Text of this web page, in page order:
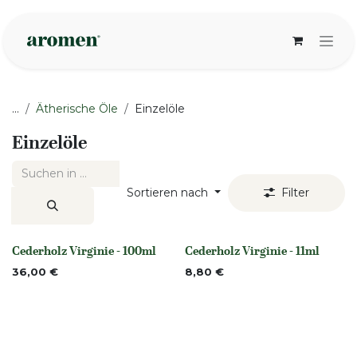
... Ätherische Öle Einzelöle
Einzelöle
Sortieren nach Filter
None
Cederholz Virginie - 100ml
36,00 € None
Cederholz Virginie - 11ml
8,80 €